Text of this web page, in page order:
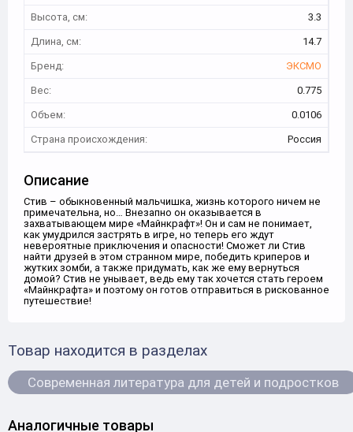
Высота, см:
3.3
Длина, см:
14.7
Бренд:
ЭКСМО
Вес:
0.775
Объем:
0.0106
Страна происхождения:
Россия
Описание
Стив – обыкновенный мальчишка, жизнь которого ничем не
примечательна, но… Внезапно он оказывается в
захватывающем мире «Майнкрафт»! Он и сам не понимает,
как умудрился застрять в игре, но теперь его ждут
невероятные приключения и опасности! Сможет ли Стив
найти друзей в этом странном мире, победить криперов и
жутких зомби, а также придумать, как же ему вернуться
домой? Стив не унывает, ведь ему так хочется стать героем
«Майнкрафта» и поэтому он готов отправиться в рискованное
путешествие!
Товар находится в разделах
Современная литература для детей и подростков
Аналогичные товары